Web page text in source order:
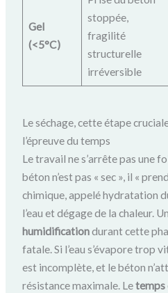
Gel
(<5°C)
stoppée,
fragilité
structurelle
irréversible
Le séchage, cette étape
l’épreuve du temps
Le travail ne s’arrête pas une
béton n’est pas « sec », il «
chimique, appelé hydratation
l’eau et dégage de la chaleur.
humidificationdurant cette
fatale. Si l’eau s’évapore trop
est incomplète, et le béton
résistance maximale. Letemps